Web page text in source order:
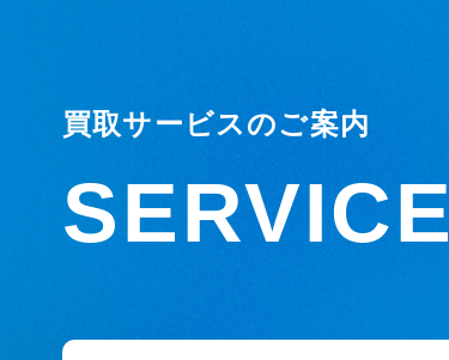
買取サービスのご案内
SERVICE